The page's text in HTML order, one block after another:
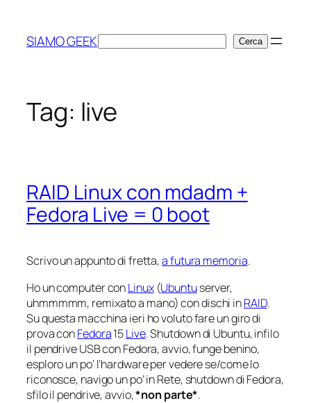
contenuto
SIAMO GEEKCerca Cerca
Tag: live
RAID Linux con mdadm +
Fedora Live = 0 boot
Scrivo un appunto di fretta,a futura memoria.
Ho un computer conLinux(Ubuntuserver,
uhmmmmm, remixato a mano) con dischi inRAID.
Su questa macchina ieri ho voluto fare un giro di
prova conFedora15Live. Shutdown di Ubuntu, infilo
il pendrive USB con Fedora, avvio, funge benino,
esploro un po’ l’hardware per vedere se/come lo
riconosce, navigo un po’ in Rete, shutdown di Fedora,
sfilo il pendrive, avvio,*non parte*.